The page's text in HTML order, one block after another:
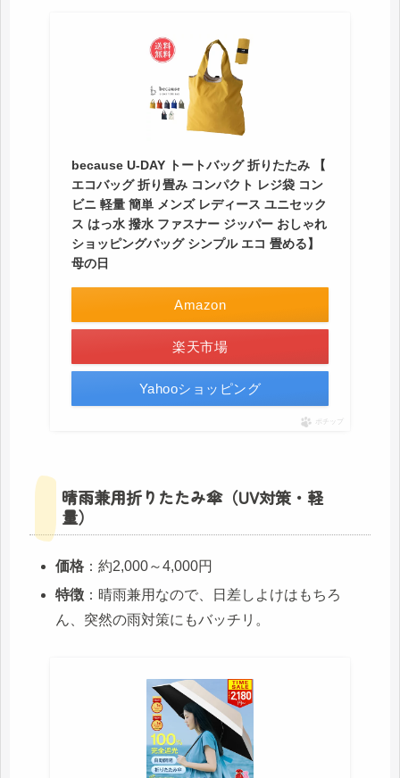
because U-DAY トートバッグ 折りたたみ 【
エコバッグ 折り畳み コンパクト レジ袋 コン
ビニ 軽量 簡単 メンズ レディース ユニセック
ス はっ水 撥水 ファスナー ジッパー おしゃれ
ショッピングバッグ シンプル エコ 畳める】
母の日
Amazon
楽天市場
Yahooショッピング
ポチップ
晴雨兼用折りたたみ傘（UV対策・軽
量）
価格 ：約2,000～4,000円
特徴 ：晴雨兼用なので、日差しよけはもちろ
ん、突然の雨対策にもバッチリ。